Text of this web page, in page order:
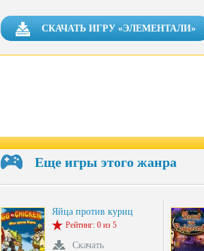
СКАЧАТЬ ИГРУ «ЭЛЕМЕНТАЛИ»
Еще игры этого жанра
Яйца против куриц
Рейтинг: 0 из 5
Скачать